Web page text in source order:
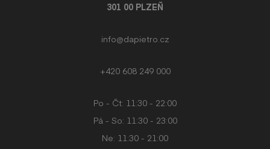
301 00 PLZEŇ
info@dapietro.cz
+420 608 249 000
Po - Čt: 11:30 - 22:00
Pá - So: 11:30 - 23:00
Ne: 11:30 - 21:00